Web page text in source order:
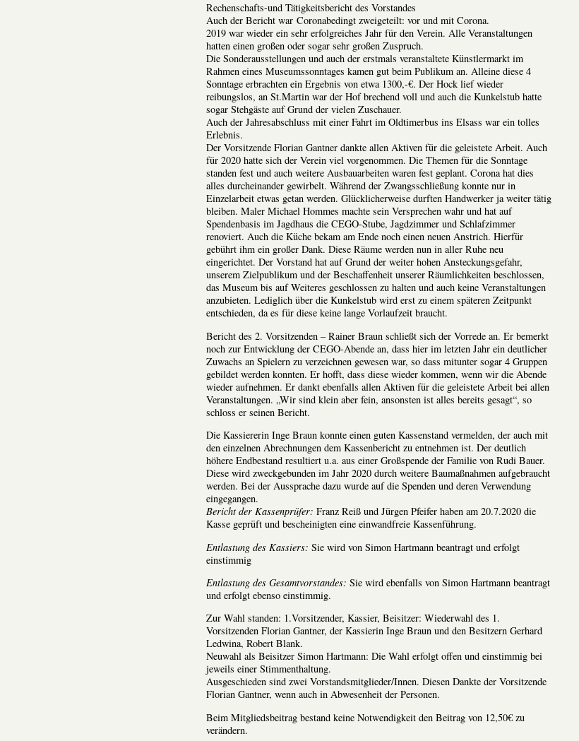
Rechenschafts-und Tätigkeitsbericht des Vorstandes
Auch der Bericht war Coronabedingt zweigeteilt: vor und mit Corona.
2019 war wieder ein sehr erfolgreiches Jahr für den Verein. Alle Veranstaltungen
hatten einen großen oder sogar sehr großen Zuspruch.
Die Sonderausstellungen und auch der erstmals veranstaltete Künstlermarkt im
Rahmen eines Museumssonntages kamen gut beim Publikum an. Alleine diese 4
Sonntage erbrachten ein Ergebnis von etwa 1300,-€. Der Hock lief wieder
reibungslos, an St.Martin war der Hof brechend voll und auch die Kunkelstub hatte
sogar Stehgäste auf Grund der vielen Zuschauer.
Auch der Jahresabschluss mit einer Fahrt im Oldtimerbus ins Elsass war ein tolles
Erlebnis.
Der Vorsitzende Florian Gantner dankte allen Aktiven für die geleistete Arbeit. Auch
für 2020 hatte sich der Verein viel vorgenommen. Die Themen für die Sonntage
standen fest und auch weitere Ausbauarbeiten waren fest geplant. Corona hat dies
alles durcheinander gewirbelt. Während der Zwangsschließung konnte nur in
Einzelarbeit etwas getan werden. Glücklicherweise durften Handwerker ja weiter tätig
bleiben. Maler Michael Hommes machte sein Versprechen wahr und hat auf
Spendenbasis im Jagdhaus die CEGO-Stube, Jagdzimmer und Schlafzimmer
renoviert. Auch die Küche bekam am Ende noch einen neuen Anstrich. Hierfür
gebührt ihm ein großer Dank. Diese Räume werden nun in aller Ruhe neu
eingerichtet. Der Vorstand hat auf Grund der weiter hohen Ansteckungsgefahr,
unserem Zielpublikum und der Beschaffenheit unserer Räumlichkeiten beschlossen,
das Museum bis auf Weiteres geschlossen zu halten und auch keine Veranstaltungen
anzubieten. Lediglich über die Kunkelstub wird erst zu einem späteren Zeitpunkt
entschieden, da es für diese keine lange Vorlaufzeit braucht.
Bericht des 2. Vorsitzenden – Rainer Braun schließt sich der Vorrede an. Er bemerkt
noch zur Entwicklung der CEGO-Abende an, dass hier im letzten Jahr ein deutlicher
Zuwachs an Spielern zu verzeichnen gewesen war, so dass mitunter sogar 4 Gruppen
gebildet werden konnten. Er hofft, dass diese wieder kommen, wenn wir die Abende
wieder aufnehmen. Er dankt ebenfalls allen Aktiven für die geleistete Arbeit bei allen
Veranstaltungen. „Wir sind klein aber fein, ansonsten ist alles bereits gesagt“, so
schloss er seinen Bericht.
Die Kassiererin Inge Braun konnte einen guten Kassenstand vermelden, der auch mit
den einzelnen Abrechnungen dem Kassenbericht zu entnehmen ist. Der deutlich
höhere Endbestand resultiert u.a. aus einer Großspende der Familie von Rudi Bauer.
Diese wird zweckgebunden im Jahr 2020 durch weitere Baumaßnahmen aufgebraucht
werden. Bei der Aussprache dazu wurde auf die Spenden und deren Verwendung
eingegangen.
Bericht der Kassenprüfer: Franz Reiß und Jürgen Pfeifer haben am 20.7.2020 die
Kasse geprüft und bescheinigten eine einwandfreie Kassenführung.
Entlastung des Kassiers: Sie wird von Simon Hartmann beantragt und erfolgt
einstimmig
Entlastung des Gesamtvorstandes: Sie wird ebenfalls von Simon Hartmann beantragt
und erfolgt ebenso einstimmig.
Zur Wahl standen: 1.Vorsitzender, Kassier, Beisitzer: Wiederwahl des 1.
Vorsitzenden Florian Gantner, der Kassierin Inge Braun und den Besitzern Gerhard
Ledwina, Robert Blank.
Neuwahl als Beisitzer Simon Hartmann: Die Wahl erfolgt offen und einstimmig bei
jeweils einer Stimmenthaltung.
Ausgeschieden sind zwei Vorstandsmitglieder/Innen. Diesen Dankte der Vorsitzende
Florian Gantner, wenn auch in Abwesenheit der Personen.
Beim Mitgliedsbeitrag bestand keine Notwendigkeit den Beitrag von 12,50€ zu
verändern.